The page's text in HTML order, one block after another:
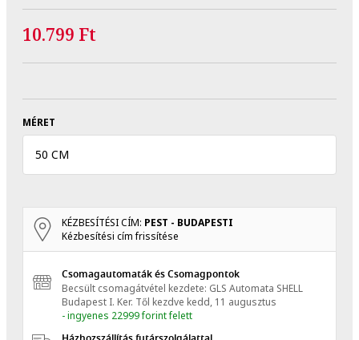
10.799 Ft
MÉRET
50 CM
KÉZBESÍTÉSI CÍM: PEST - BUDAPESTI
Kézbesítési cím frissítése
Csomagautomaták és Csomagpontok
Becsült csomagátvétel kezdete: GLS Automata SHELL
Budapest I. Ker. Től kezdve kedd, 11 augusztus
- ingyenes 22999 forint felett